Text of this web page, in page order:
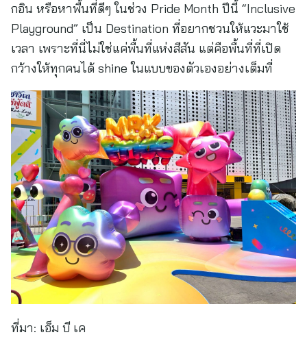
กอิน หรือหาพื้นที่ดีๆ ในช่วง Pride Month ปีนี้ “Inclusive
Playground” เป็น Destination ที่อยากชวนให้แวะมาใช้
เวลา เพราะที่นี่ไม่ใช่แค่พื้นที่แห่งสีสัน แต่คือพื้นที่ที่เปิด
กว้างให้ทุกคนได้ shine ในแบบของตัวเองอย่างเต็มที่
ที่มา: เอ็ม บี เค